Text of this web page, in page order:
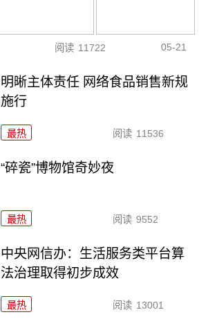
阅读 11722 05-21
明晰主体责任 网络食品销售新规
施行
最热 阅读 11536
“碎瓷”博物馆奇妙夜
最热 阅读 9552
中央网信办：生活服务类平台算
法治理取得初步成效
最热 阅读 13001